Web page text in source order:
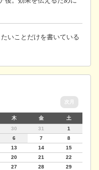
いことだけを書いている
次月
木 金
土
30 31
1
6 7
8
13 14
15
20 21
22
27 28
29